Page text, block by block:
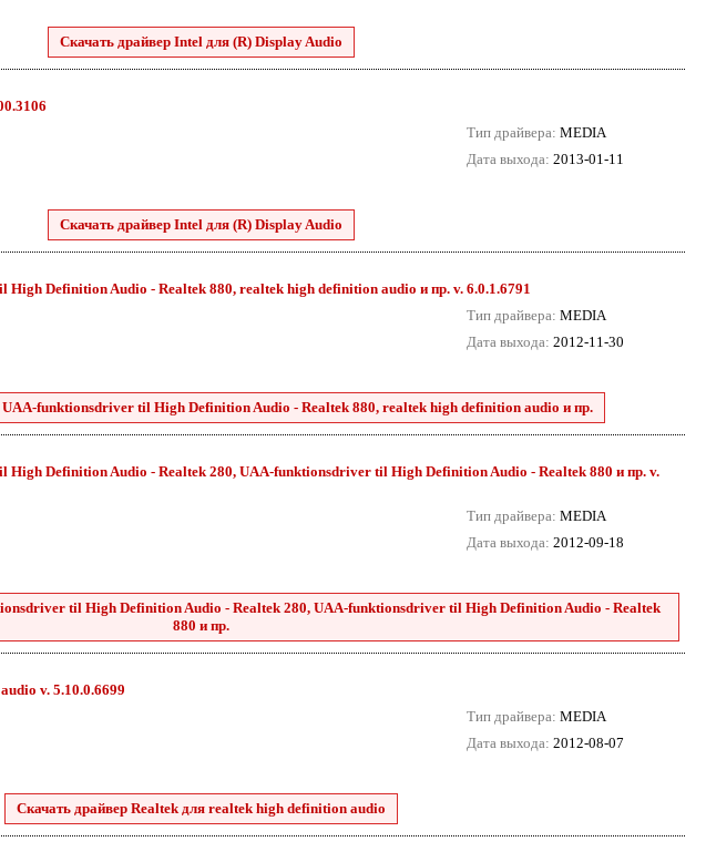
Скачать драйвер Intel для (R) Display Audio
Тип драйвера: MEDIA
Дата выхода: 2013-01-11
Скачать драйвер Intel для (R) Display Audio
Definition Audio - Realtek 880, realtek high definition audio и пр. v. 6.0.1.6791
Тип драйвера: MEDIA
Дата выхода: 2012-11-30
UAA-funktionsdriver til High Definition Audio - Realtek 880, realtek high definition audio и пр.
Definition Audio - Realtek 280, UAA-funktionsdriver til High Definition Audio - Realtek 880 и пр. v.
Тип драйвера: MEDIA
Дата выхода: 2012-09-18
til High Definition Audio - Realtek 280, UAA-funktionsdriver til High Definition Audio - Realtek
880 и пр.
v. 5.10.0.6699
Тип драйвера: MEDIA
Дата выхода: 2012-08-07
Скачать драйвер Realtek для realtek high definition audio